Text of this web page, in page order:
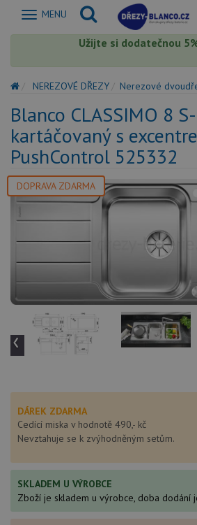
Zobrazit
MENU
Užijte si dodatečnou
NEREZOVÉ DŘEZY Nerezové
Blanco CLASSIMO 8
kartáčovaný s
PushControl 525332
DOPRAVA ZDARMA
‹
DÁREK ZDARMA
Cedící miska v hodnotě 490,- kč
Nevztahuje se k zvýhodněným setům.
SKLADEM U VÝROBCE
Zboží je skladem u výrobce, doba dodání